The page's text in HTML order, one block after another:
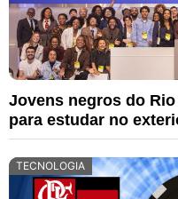
Jovens negros do
para estudar no
TECNOLOGIA